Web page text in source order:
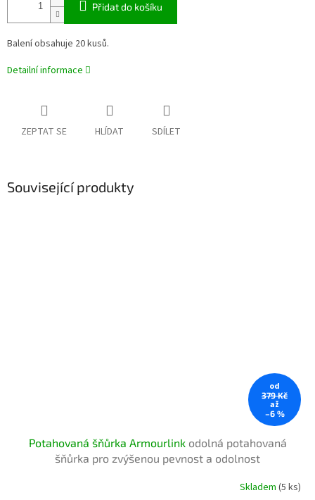
Přidat do košíku
Balení obsahuje 20 kusů.
Detailní informace
ZEPTAT SE HLÍDAT SDÍLET
Související produkty
od
379 Kč
až
–6 %
Potahovaná šňůrka Armourlink odolná potahovaná
šňůrka pro zvýšenou pevnost a odolnost
Skladem (5 ks)